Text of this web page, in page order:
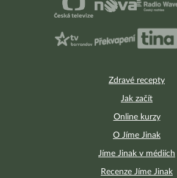
Zdravé recepty
Jak začít
Online kurzy
O Jíme Jinak
Jíme Jinak v médiích
Recenze Jíme Jinak